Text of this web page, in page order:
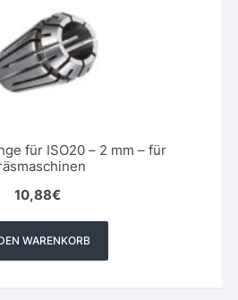
für ISO20 – 2 mm – für
10,88€
WARENKORB